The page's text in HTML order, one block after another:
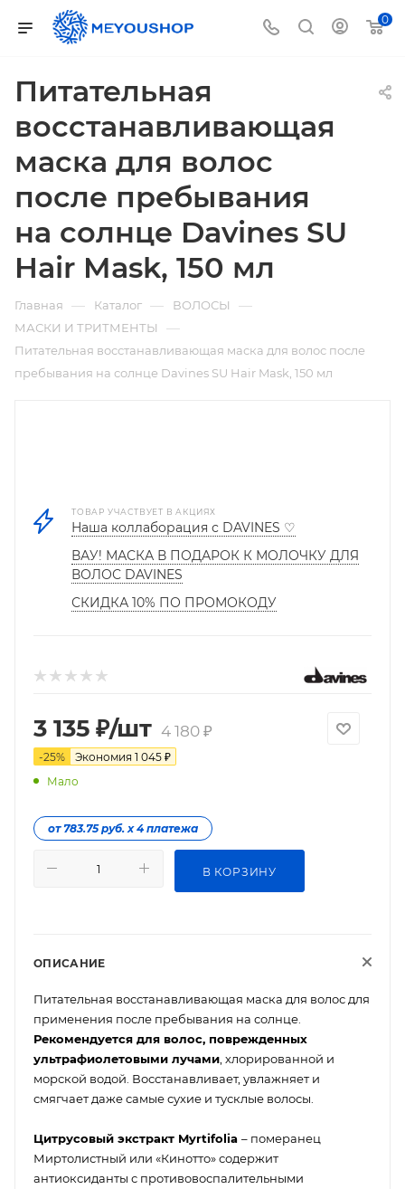
0
Питательная
восстанавливающая
маска для волос
после пребывания
на солнце Davines SU
Hair Mask, 150 мл
Главная — Каталог — ВОЛОСЫ —
МАСКИ И ТРИТМЕНТЫ —
Питательная восстанавливающая маска для волос после
пребывания на солнце Davines SU Hair Mask, 150 мл
ТОВАР УЧАСТВУЕТ В АКЦИЯХ
Наша коллаборация с DAVINES ♡
ВАУ! МАСКА В ПОДАРОК К МОЛОЧКУ ДЛЯ
ВОЛОС DAVINES
СКИДКА 10% ПО ПРОМОКОДУ
3 135 ₽/шт 4 180₽
-25% Экономия 1 045 ₽
Мало
от 783.75 руб. х 4 платежа
В КОРЗИНУ
ОПИСАНИЕ
Питательная восстанавливающая маска для волос для
применения после пребывания на солнце.
Рекомендуется для волос, поврежденных
ультрафиолетовыми лучами , хлорированной и
морской водой. Восстанавливает, увлажняет и
смягчает даже самые сухие и тусклые волосы.
Цитрусовый экстракт Myrtifolia – померанец
Миртолистный или «Кинотто» содержит
антиоксиданты с противовоспалительными